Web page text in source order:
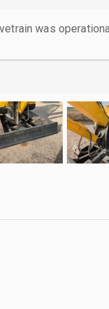
was